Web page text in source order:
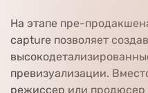
На этапе пре-
capture позволяет
превизуализации.
режиссер или продюсер